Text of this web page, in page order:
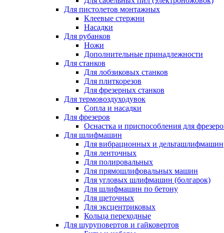
Для пистолетов монтажных
Клеевые стержни
Насадки
Для рубанков
Ножи
Дополнительные принадлежности
Для станков
Для лобзиковых станков
Для плиткорезов
Для фрезерных станков
Для термовоздуходувок
Сопла и насадки
Для фрезеров
Оснастка и приспособления для
Для шлифмашин
Для вибрационных и дельташлифмашин
Для ленточных
Для полировальных
Для прямошлифовальных машин
Для угловых шлифмашин (болгарок)
Для шлифмашин по бетону
Для щеточных
Для эксцентриковых
Кольца переходные
Для шуруповертов и гайковертов